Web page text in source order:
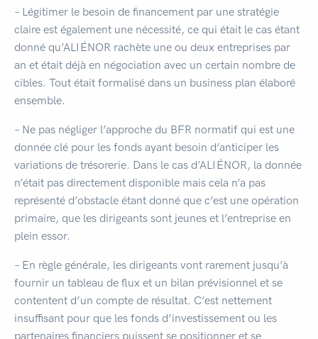
– Légitimer le besoin de financement par une stratégie
claire est également une nécessité, ce qui était le cas étant
donné qu’ALIÉNOR rachète une ou deux entreprises par
an et était déjà en négociation avec un certain nombre de
cibles. Tout était formalisé dans un business plan élaboré
ensemble.
– Ne pas négliger l’approche du BFR normatif qui est une
donnée clé pour les fonds ayant besoin d’anticiper les
variations de trésorerie. Dans le cas d’ALIÉNOR, la donnée
n’était pas directement disponible mais cela n’a pas
représenté d’obstacle étant donné que c’est une opération
primaire, que les dirigeants sont jeunes et l’entreprise en
plein essor.
– En règle générale, les dirigeants vont rarement jusqu’à
fournir un tableau de flux et un bilan prévisionnel et se
contentent d’un compte de résultat. C’est nettement
insuffisant pour que les fonds d’investissement ou les
partenaires financiers puissent se positionner et se